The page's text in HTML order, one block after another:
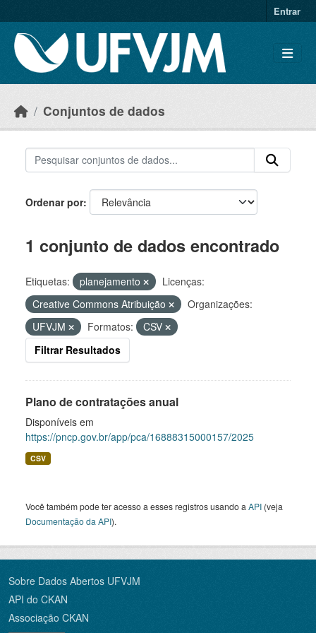
Entrar
Conjuntos de dados
Ordenar por
1 conjunto de dados encontrado
Etiquetas: planejamento
Licenças:
Creative Commons Atribuição
Organizações:
UFVJM
Formatos:
CSV
Filtrar Resultados
Plano de contratações anual
Disponíveis em
https://pncp.gov.br/app/pca/16888315000157/2025
CSV
Você também pode ter acesso a esses registros usando a API (veja
Documentação da API).
Sobre Dados Abertos UFVJM
API do CKAN
Associação CKAN